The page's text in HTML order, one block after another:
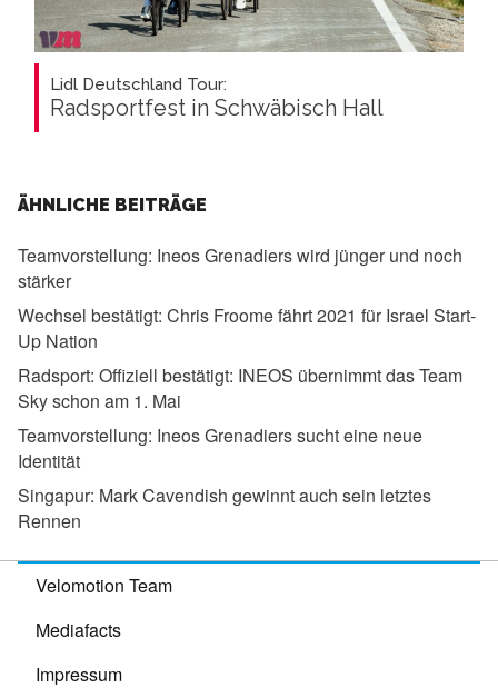
Lidl Deutschland Tour:
Radsportfest in Schwäbisch Hall
ÄHNLICHE BEITRÄGE
Teamvorstellung: Ineos Grenadiers wird jünger und noch
stärker
Wechsel bestätigt: Chris Froome fährt 2021 für Israel Start-
Up Nation
Radsport: Offiziell bestätigt: INEOS übernimmt das Team
Sky schon am 1. Mai
Teamvorstellung: Ineos Grenadiers sucht eine neue
Identität
Singapur: Mark Cavendish gewinnt auch sein letztes
Rennen
Velomotion Team
Mediafacts
Impressum